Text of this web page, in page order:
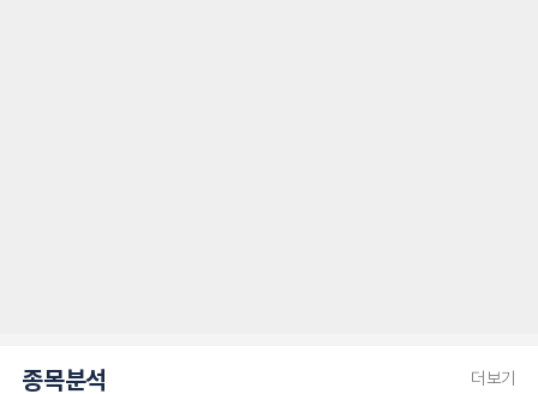
종목분석 더보기